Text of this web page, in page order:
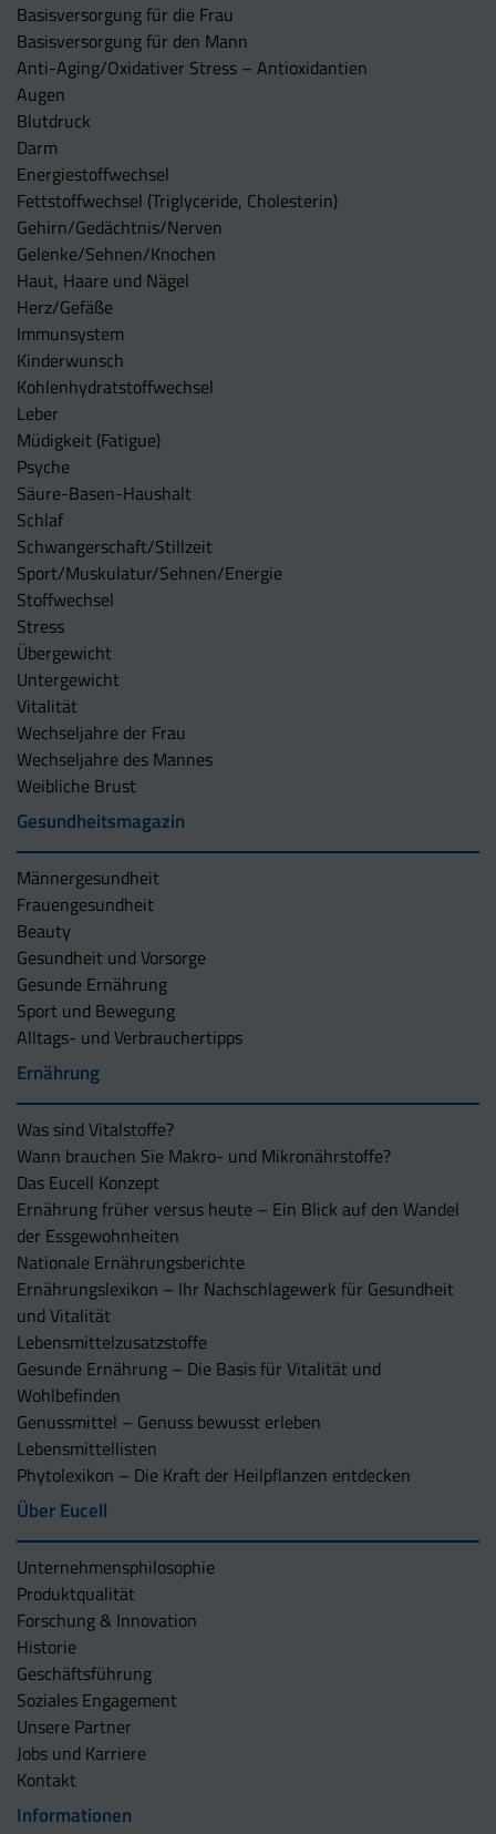
Basisversorgung für die Frau
Basisversorgung für den Mann
Anti-Aging/Oxidativer Stress – Antioxidantien
Augen
Blutdruck
Darm
Energiestoffwechsel
Fettstoffwechsel (Triglyceride, Cholesterin)
Gehirn/Gedächtnis/Nerven
Gelenke/Sehnen/Knochen
Haut, Haare und Nägel
Herz/Gefäße
Immunsystem
Kinderwunsch
Kohlenhydratstoffwechsel
Leber
Müdigkeit (Fatigue)
Psyche
Säure-Basen-Haushalt
Schlaf
Schwangerschaft/Stillzeit
Sport/Muskulatur/Sehnen/Energie
Stoffwechsel
Stress
Übergewicht
Untergewicht
Vitalität
Wechseljahre der Frau
Wechseljahre des Mannes
Weibliche Brust
Gesundheitsmagazin
Männergesundheit
Frauengesundheit
Beauty
Gesundheit und Vorsorge
Gesunde Ernährung
Sport und Bewegung
Alltags- und Verbrauchertipps
Ernährung
Was sind Vitalstoffe?
Wann brauchen Sie Makro- und Mikronährstoffe?
Das Eucell Konzept
Ernährung früher versus heute – Ein Blick auf den Wandel
der Essgewohnheiten
Nationale Ernährungsberichte
Ernährungslexikon – Ihr Nachschlagewerk für Gesundheit
und Vitalität
Lebensmittelzusatzstoffe
Gesunde Ernährung – Die Basis für Vitalität und
Wohlbefinden
Genussmittel – Genuss bewusst erleben
Lebensmittellisten
Phytolexikon – Die Kraft der Heilpflanzen entdecken
Über Eucell
Unternehmens­philosophie
Produktqualität
Forschung & Innovation
Historie
Geschäftsführung
Soziales Engagement
Unsere Partner
Jobs und Karriere
Kontakt
Informationen